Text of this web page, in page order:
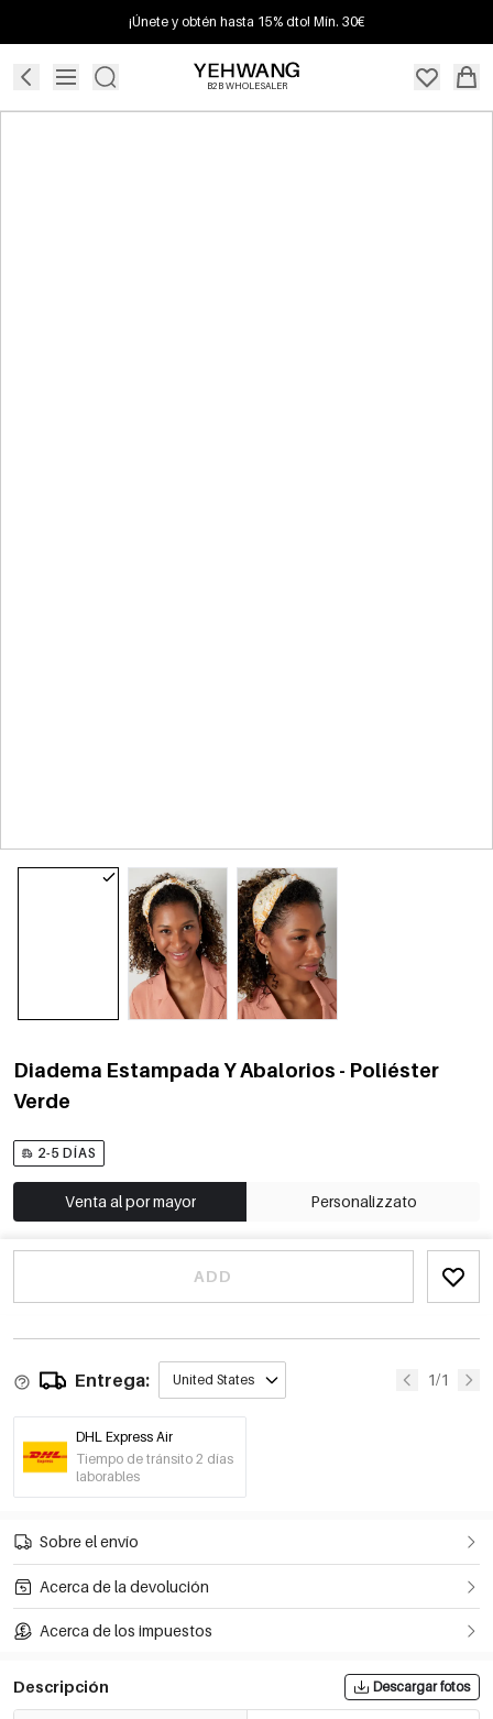
¡Únete y obtén hasta 15% dto! Mín. 30€
B2B WHOLESALER
Diadema Estampada Y Abalorios - Poliéster
Verde
2-5 DÍAS
Venta al por mayor Personalizzato
ADD
Entrega: United States 1/1
DHL Express Air
Tiempo de tránsito 2 días
laborables
Sobre el envío
Acerca de la devolución
Acerca de los impuestos
Descripción Descargar fotos